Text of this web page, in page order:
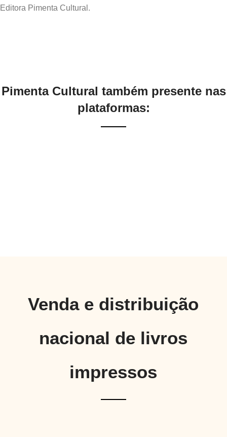
Pimenta Cultural também presente nas
plataformas:
Venda e distribuição
nacional de livros
impressos